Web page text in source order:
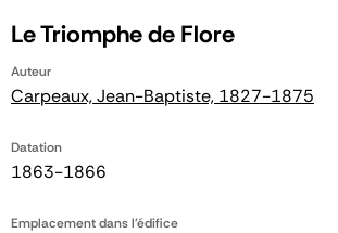
Le Triomphe de Flore
Auteur
Carpeaux, Jean-Baptiste, 1827-1875
Datation
1863-1866
Emplacement dans l'édifice